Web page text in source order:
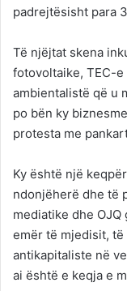
padrejtësisht para
Të njëjtat skena
fotovoltaike, TEC-
ambientalistë që u
po bën ky
protesta me
Ky është një
ndonjëherë dhe të
mediatike dhe
emër të mjedisit,
antikapitaliste në
ai është e keqja e